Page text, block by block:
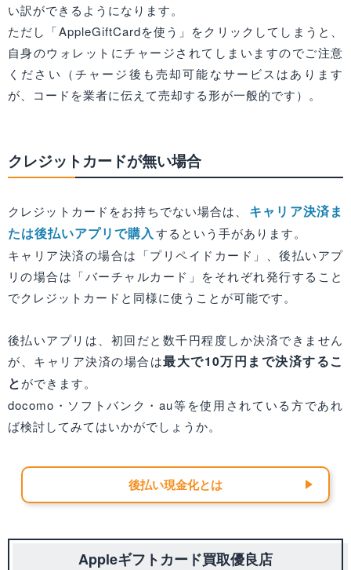
い訳ができるようになります。
ただし「AppleGiftCardを使う」をクリックしてしまうと、
自身のウォレットにチャージされてしまいますのでご注意
ください（チャージ後も売却可能なサービスはあります
が、コードを業者に伝えて売却する形が一般的です）。
クレジットカードが無い場合
クレジットカードをお持ちでない場合は、
キャリア決済ま
たは後払いアプリで購入するという手があります。
キャリア決済の場合は「プリペイドカード」、後払いアプ
リの場合は「バーチャルカード」をそれぞれ発行すること
でクレジットカードと同様に使うことが可能です。
後払いアプリは、初回だと数千円程度しか決済できません
が、キャリア決済の場合は最大で10万円まで決済するこ
とができます。
docomo・ソフトバンク・au等を使用されている方であれ
ば検討してみてはいかがでしょうか。
後払い現金化とは
Appleギフトカード買取優良店